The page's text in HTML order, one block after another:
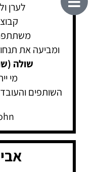
לערן
ומביעה את
שולה
מי
השותפים